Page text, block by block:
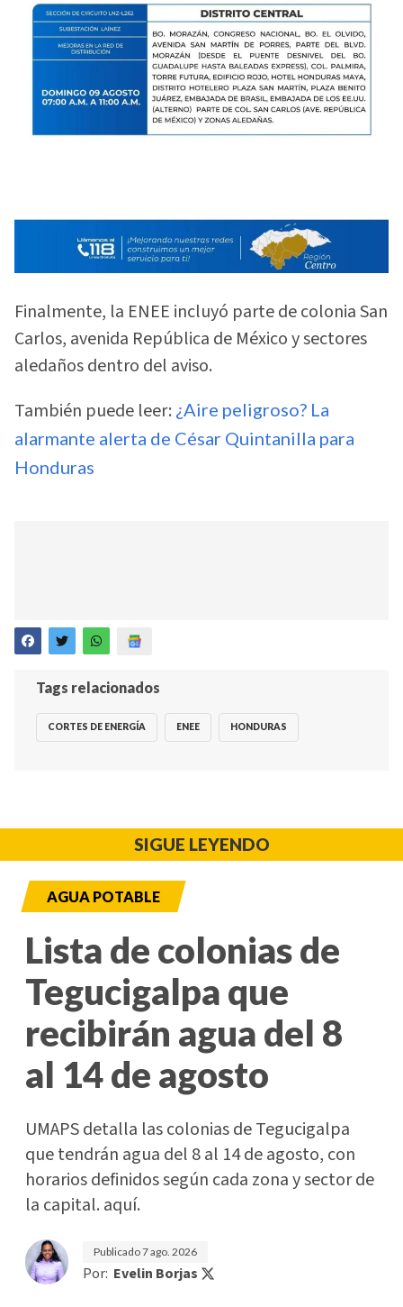
Finalmente, la ENEE incluyó parte de colonia San
Carlos, avenida República de México y sectores
aledaños dentro del aviso.
También puede leer: ¿Aire peligroso? La
alarmante alerta de César Quintanilla para
Honduras
Tags relacionados
CORTES DE ENERGÍA ENEE HONDURAS
SIGUE LEYENDO
AGUA POTABLE
Lista de colonias de
Tegucigalpa que
recibirán agua del 8
al 14 de agosto
UMAPS detalla las colonias de Tegucigalpa
que tendrán agua del 8 al 14 de agosto, con
horarios definidos según cada zona y sector de
la capital. aquí.
Publicado7 ago. 2026
Por: Evelin Borjas